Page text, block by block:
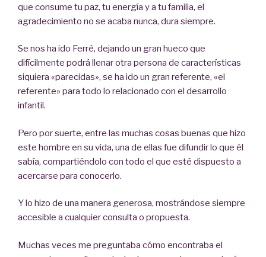
que consume tu paz, tu energía y a tu familia, el
agradecimiento no se acaba nunca, dura siempre.
Se nos ha ido Ferré, dejando un gran hueco que
difícilmente podrá llenar otra persona de características
siquiera «parecidas», se ha ido un gran referente, «el
referente» para todo lo relacionado con el desarrollo
infantil.
Pero por suerte, entre las muchas cosas buenas que hizo
este hombre en su vida, una de ellas fue difundir lo que él
sabía, compartiéndolo con todo el que esté dispuesto a
acercarse para conocerlo.
Y lo hizo de una manera generosa, mostrándose siempre
accesible a cualquier consulta o propuesta.
Muchas veces me preguntaba cómo encontraba el